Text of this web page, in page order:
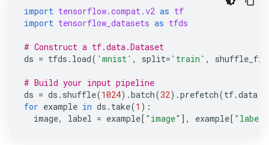
import tensorflow.compat.v2 as tf
import tensorflow_datasets as tfds
# Construct a tf.data.Dataset
ds = tfds . load( 'mnist' , split= 'train' ,
# Build your input pipeline
ds = ds . shuffle(1024) .batch(32) .prefetch(tf.data
for example in ds . take(1 ):
image, label = example[ "image" ], example[ "label"